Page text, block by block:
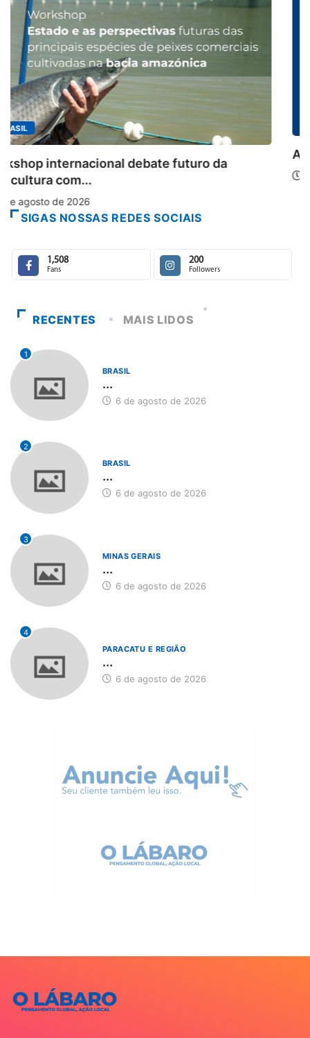
MINAS GERAIS
Aberto o credenciamento de imprensa
6 de agosto de 2026
SIGAS NOSSAS REDES SOCIAIS
1,508
Fans
200
Followers
RECENTES MAIS LIDOS
1
BRASIL
...
6 de agosto de 2026
2
BRASIL
...
6 de agosto de 2026
3
MINAS GERAIS
...
6 de agosto de 2026
4
PARACATU E REGIÃO
...
6 de agosto de 2026